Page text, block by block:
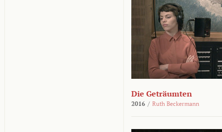
Die Geträumten
2016 / Ruth Beckermann